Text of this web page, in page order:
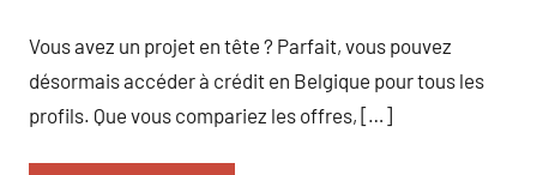
Vous avez un projet en tête ? Parfait, vous pouvez
désormais accéder à crédit en Belgique pour tous les
profils. Que vous compariez les offres, […]